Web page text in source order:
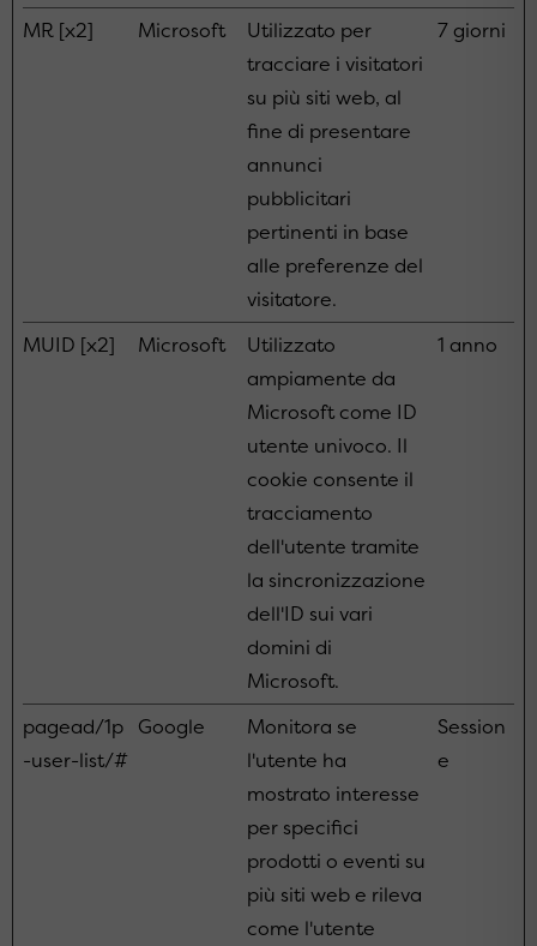
MR [x2] Microsoft
Utilizzato per
tracciare i visitatori
su più siti web, al
fine di presentare
annunci
pubblicitari
pertinenti in base
alle preferenze del
visitatore.
7 giorni
MUID [x2] Microsoft
Utilizzato
ampiamente da
Microsoft come ID
utente univoco. Il
cookie consente il
tracciamento
dell'utente tramite
la sincronizzazione
dell'ID sui vari
domini di
Microsoft.
1 anno
pagead/1p
-user-list/#
Google
Monitora se
l'utente ha
mostrato interesse
per specifici
prodotti o eventi su
più siti web e rileva
come l'utente
Session
e